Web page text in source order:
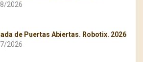
2026
de Puertas Abiertas. Robotix. 2026
2026